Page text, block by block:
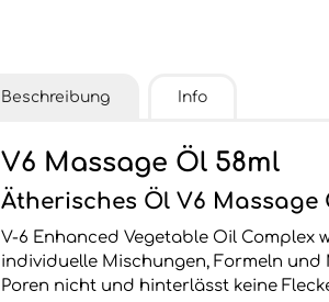
Beschreibung Info
V6 Massage Öl 58ml
Ätherisches Öl V6 Massage
V-6 Enhanced Vegetable Oil Complex
individuelle Mischungen, Formeln
Poren nicht und hinterlässt keine